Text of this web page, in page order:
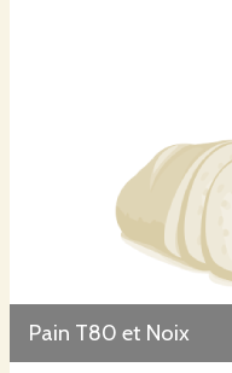
Pain T80 et Noix